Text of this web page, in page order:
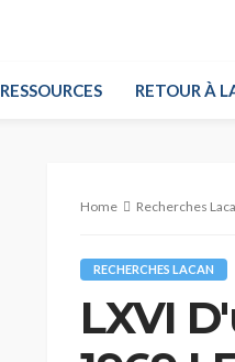
RESSOURCES RETOUR À
Home Recherches
RECHERCHES LACAN
LXVI